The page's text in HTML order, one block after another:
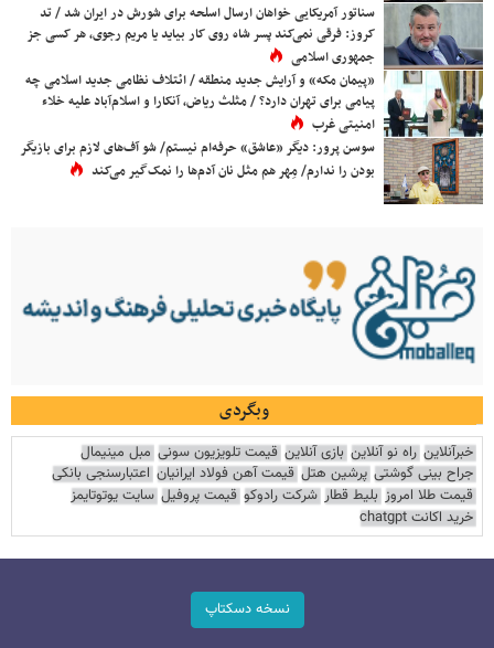
سناتور آمریکایی خواهان ارسال اسلحه برای شورش در ایران شد / تد
کروز: فرقی نمی‌کند پسر شاه روی کار بیاید یا مریم رجوی، هر کسی جز
جمهوری اسلامی
«پیمان مکه» و آرایش جدید منطقه / ائتلاف نظامی جدید اسلامی چه
پیامی برای تهران دارد؟ / مثلث ریاض، آنکارا و اسلام‌آباد علیه خلاء
امنیتی غرب
سوسن پرور: دیگر «عاشق» حرفه‌ام نیستم/ شو آف‌های لازم برای بازیگر
بودن را ندارم/ مِهر هم مثل نان آدم‌ها را نمک‌گیر می‌کند
وبگردی
خبرآنلاین راه نو آنلاین بازی آنلاین قیمت تلویزیون سونی مبل مینیمال
جراح بینی گوشتی پرشین هتل قیمت آهن فولاد ایرانیان اعتبارسنجی بانکی
قیمت طلا امروز بلیط قطار شرکت رادوکو قیمت پروفیل سایت یوتوتایمز
خرید اکانت chatgpt
نسخه دسکتاپ